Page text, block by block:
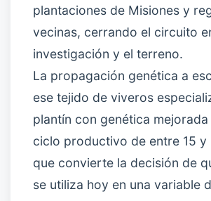
plantaciones de Misiones y
vecinas, cerrando el circuito
investigación y el terreno.
La propagación genética a
ese tejido de viveros
plantín con genética mejorada
ciclo productivo de entre 15 y
que convierte la decisión de
se utiliza hoy en una variable